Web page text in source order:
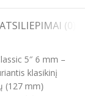
ATSILIEPIMAI (0)
5″ 6 mm –
klasikinį
(127 mm)